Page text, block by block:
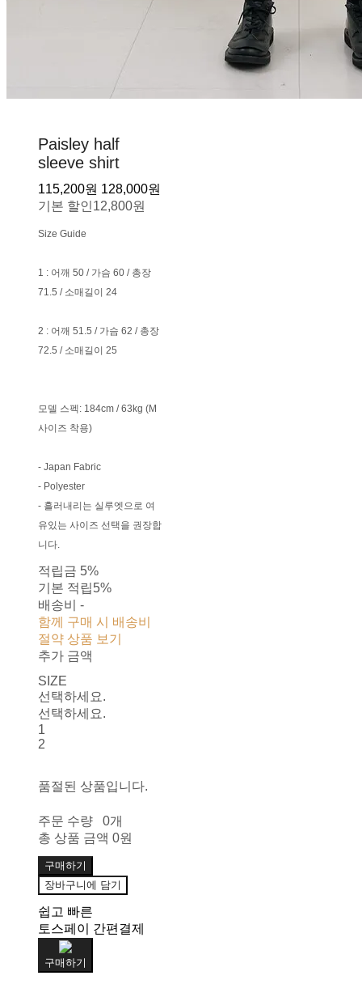
Paisley half
sleeve shirt
115,200원 128,000원
기본 할인 12,800원
Size Guide
1 : 어깨 50 / 가슴 60 / 총장
71.5 / 소매길이 24
2 : 어깨 51.5 / 가슴 62 / 총장
72.5 / 소매길이 25
모델 스펙: 184cm / 63kg (M
사이즈 착용)
- Japan Fabric
- Polyester
- 흘러내리는 실루엣으로 여
유있는 사이즈 선택을 권장합
니다.
적립금 5%
기본 적립5%
배송비 -
함께 구매 시 배송비
절약 상품 보기
추가 금액
SIZE
선택하세요.
선택하세요.
1
2
품절된 상품입니다.
주문 수량
0개
총 상품 금액 0원
구매하기
장바구니에 담기
쉽고 빠른
토스페이 간편결제
구매하기